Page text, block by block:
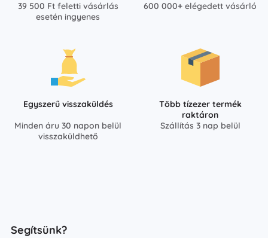
39 500 Ft feletti vásárlás
esetén ingyenes
600 000+ elégedett vásárló
Egyszerű visszaküldés
Minden áru 30 napon belül
visszaküldhető
Több tízezer termék
raktáron
Szállítás 3 nap belül
Segítsünk?